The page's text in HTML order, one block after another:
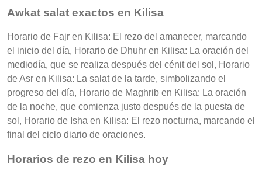
Awkat salat exactos en Kilisa
Horario de Fajr en Kilisa: El rezo del amanecer, marcando
el inicio del día, Horario de Dhuhr en Kilisa: La oración del
mediodía, que se realiza después del cénit del sol, Horario
de Asr en Kilisa: La salat de la tarde, simbolizando el
progreso del día, Horario de Maghrib en Kilisa: La oración
de la noche, que comienza justo después de la puesta de
sol, Horario de Isha en Kilisa: El rezo nocturna, marcando el
final del ciclo diario de oraciones.
Horarios de rezo en Kilisa hoy